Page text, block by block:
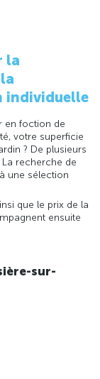
la
individuelle
en foction de
votre superficie
? De plusieurs
recherche de
une sélection
que le prix de la
ensuite
sur-